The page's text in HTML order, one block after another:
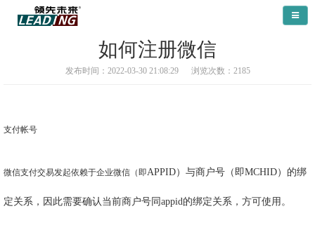
导航
如何注册微信
发布时间：2022-03-30 21:08:29 浏览次数：2185
支付帐号
微信支付交易发起依赖于企业微信（即APPID）与商户号（即MCHID）的绑
定关系，因此需要确认当前商户号同appid的绑定关系，方可使用。